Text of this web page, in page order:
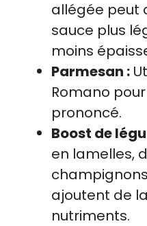
allégée peut
sauce plus
moins
Parmesan :
Romano
prononcé.
Boost de
en lamelles,
ajoutent de
nutriments.